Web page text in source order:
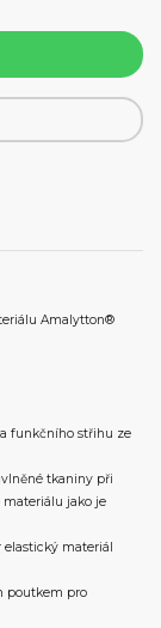
Amalytton®
funkčního střihu ze
tkaniny při
jako je
materiál
poutkem pro